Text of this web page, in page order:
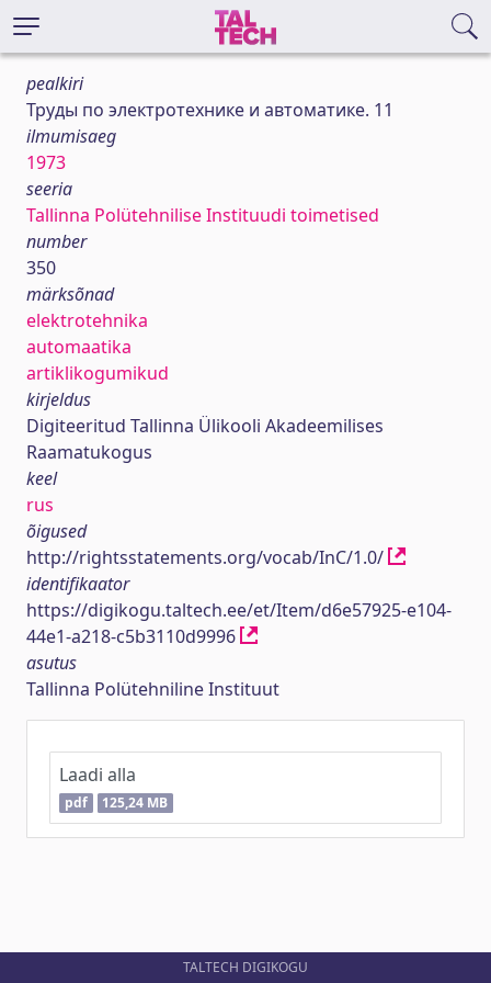
pealkiri
Труды по электротехнике и автоматике. 11
ilmumisaeg
1973
seeria
Tallinna Polütehnilise Instituudi toimetised
number
350
märksõnad
elektrotehnika
automaatika
artiklikogumikud
kirjeldus
Digiteeritud Tallinna Ülikooli Akadeemilises
Raamatukogus
keel
rus
õigused
http://rightsstatements.org/vocab/InC/1.0/
identifikaator
https://digikogu.taltech.ee/et/Item/d6e57925-e104-
44e1-a218-c5b3110d9996
asutus
Tallinna Polütehniline Instituut
Laadi alla
pdf 125,24 MB
TALTECH DIGIKOGU